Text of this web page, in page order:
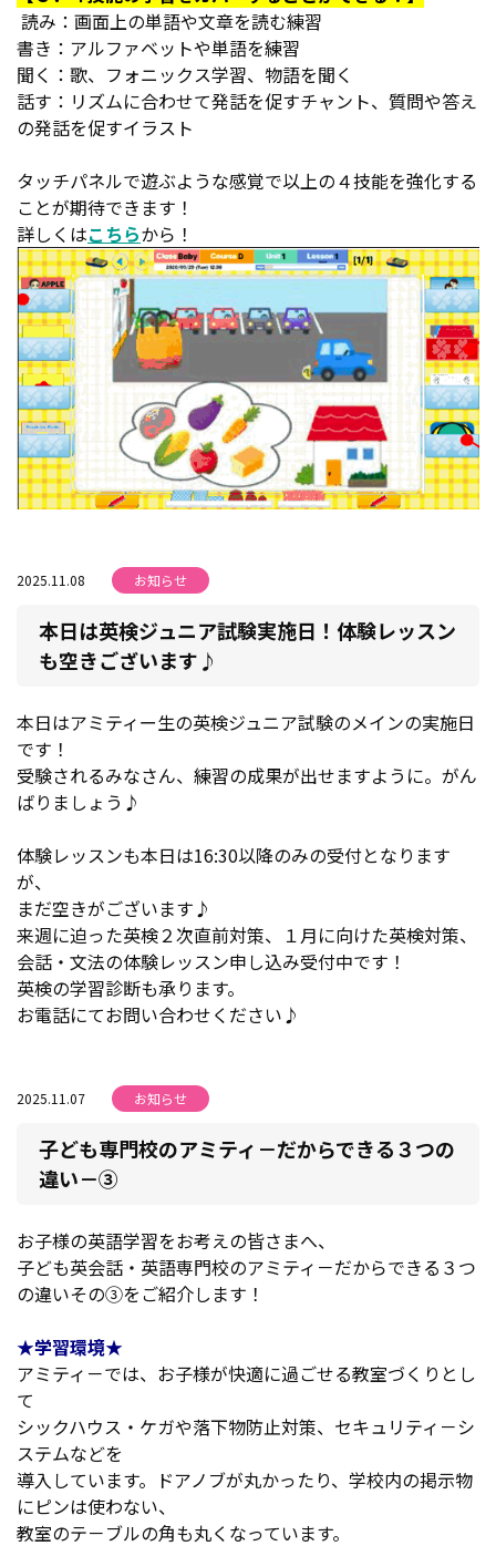
読み：画面上の単語や文章を読む練習
書き：アルファベットや単語を練習
聞く：歌、フォニックス学習、物語を聞く
話す：リズムに合わせて発話を促すチャント、質問や答え
の発話を促すイラスト
タッチパネルで遊ぶような感覚で以上の４技能を強化する
ことが期待できます！
詳しくはこちらから！
2025.11.08 お知らせ
本日は英検ジュニア試験実施日！体験レッスン
も空きございます♪
本日はアミティー生の英検ジュニア試験のメインの実施日
です！
受験されるみなさん、練習の成果が出せますように。がん
ばりましょう♪
体験レッスンも本日は16:30以降のみの受付となります
が、
まだ空きがございます♪
来週に迫った英検２次直前対策、１月に向けた英検対策、
会話・文法の体験レッスン申し込み受付中です！
英検の学習診断も承ります。
お電話にてお問い合わせください♪
2025.11.07 お知らせ
子ども専門校のアミティ－だからできる３つの
違い－③
お子様の英語学習をお考えの皆さまへ、
子ども英会話・英語専門校のアミティ－だからできる３つ
の違いその③をご紹介します！
★学習環境★
アミティ－では、お子様が快適に過ごせる教室づくりとし
て
シックハウス・ケガや落下物防止対策、セキュリティ－シ
ステムなどを
導入しています。ドアノブが丸かったり、学校内の掲示物
にピンは使わない、
教室のテ－ブルの角も丸くなっています。